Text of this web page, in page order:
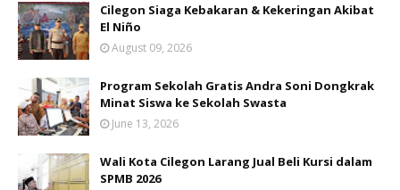
Cilegon Siaga Kebakaran & Kekeringan Akibat
El Niño
August 09, 2026
Program Sekolah Gratis Andra Soni Dongkrak
Minat Siswa ke Sekolah Swasta
June 13, 2026
Wali Kota Cilegon Larang Jual Beli Kursi dalam
SPMB 2026